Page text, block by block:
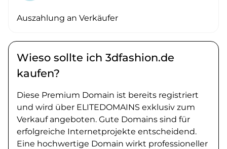
Auszahlung an Verkäufer
Wieso sollte ich 3dfashion.de
kaufen?
Diese Premium Domain ist bereits registriert
und wird über ELITEDOMAINS exklusiv zum
Verkauf angeboten. Gute Domains sind für
erfolgreiche Internetprojekte entscheidend.
Eine hochwertige Domain wirkt professioneller